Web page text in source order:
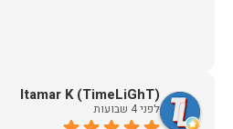
Itamar K (TimeLiGhT)
לפני 4 שבועות